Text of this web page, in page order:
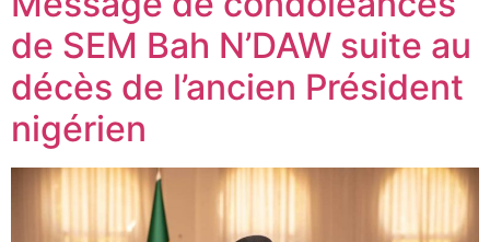
de SEM Bah N’DAW suite au
décès de l’ancien Président
nigérien